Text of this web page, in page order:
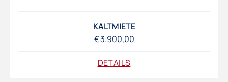
KALTMIETE
€ 3.900,00
DETAILS